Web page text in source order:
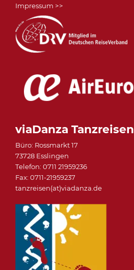
Impressum >>
viaDanza Tanzreisen
Büro: Rossmarkt 17
73728 Esslingen
Telefon: 0711 21959236
Fax: 0711-21959237
tanzreisen(at)viadanza.de